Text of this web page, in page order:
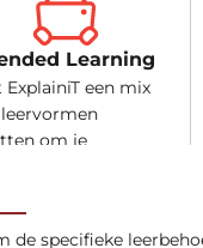
Learning
ExplainiT een mix
om je
bijvoorbeeld
de specifieke